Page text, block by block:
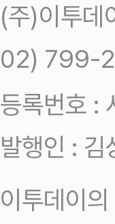
(주)이투
02) 799-
등록번호 :
발행인 :
이투데이